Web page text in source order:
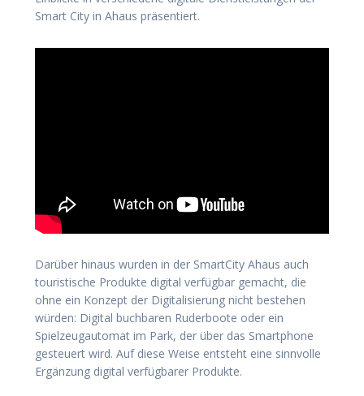
Smart City in Ahaus präsentiert.
Darüber hinaus wurden in der SmartCity Ahaus auch
touristische Produkte digital verfügbar gemacht, die
ohne ein Konzept der Digitalisierung nicht bestehen
würden: Digital buchbaren Ruderboote oder ein
Spielzeugautomat im Park, der über das Smartphone
gesteuert wird. Auf diese Weise entsteht eine sinnvolle
Ergänzung digital verfügbarer Produkte.